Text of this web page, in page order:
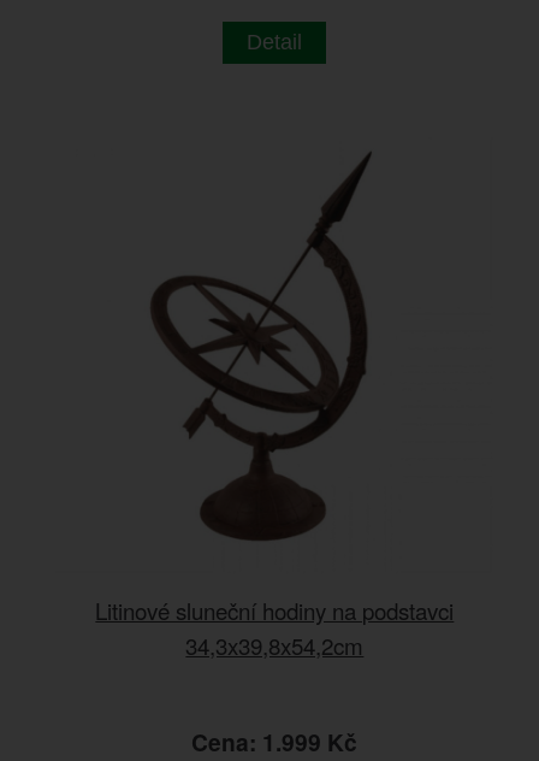
Detail
Litinové sluneční hodiny na podstavci
34,3x39,8x54,2cm
Cena: 1.999 Kč